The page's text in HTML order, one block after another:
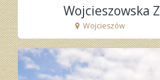
Wojcieszowska
Wojcieszów